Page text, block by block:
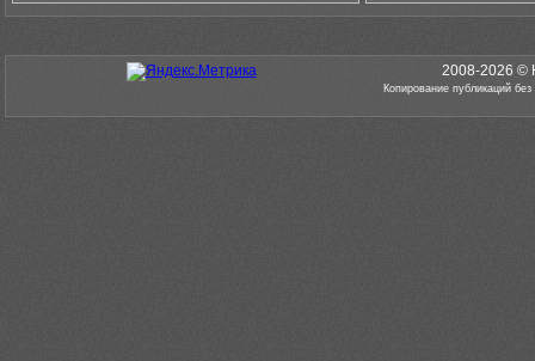
2008-2026 ©
Копирование публикаций